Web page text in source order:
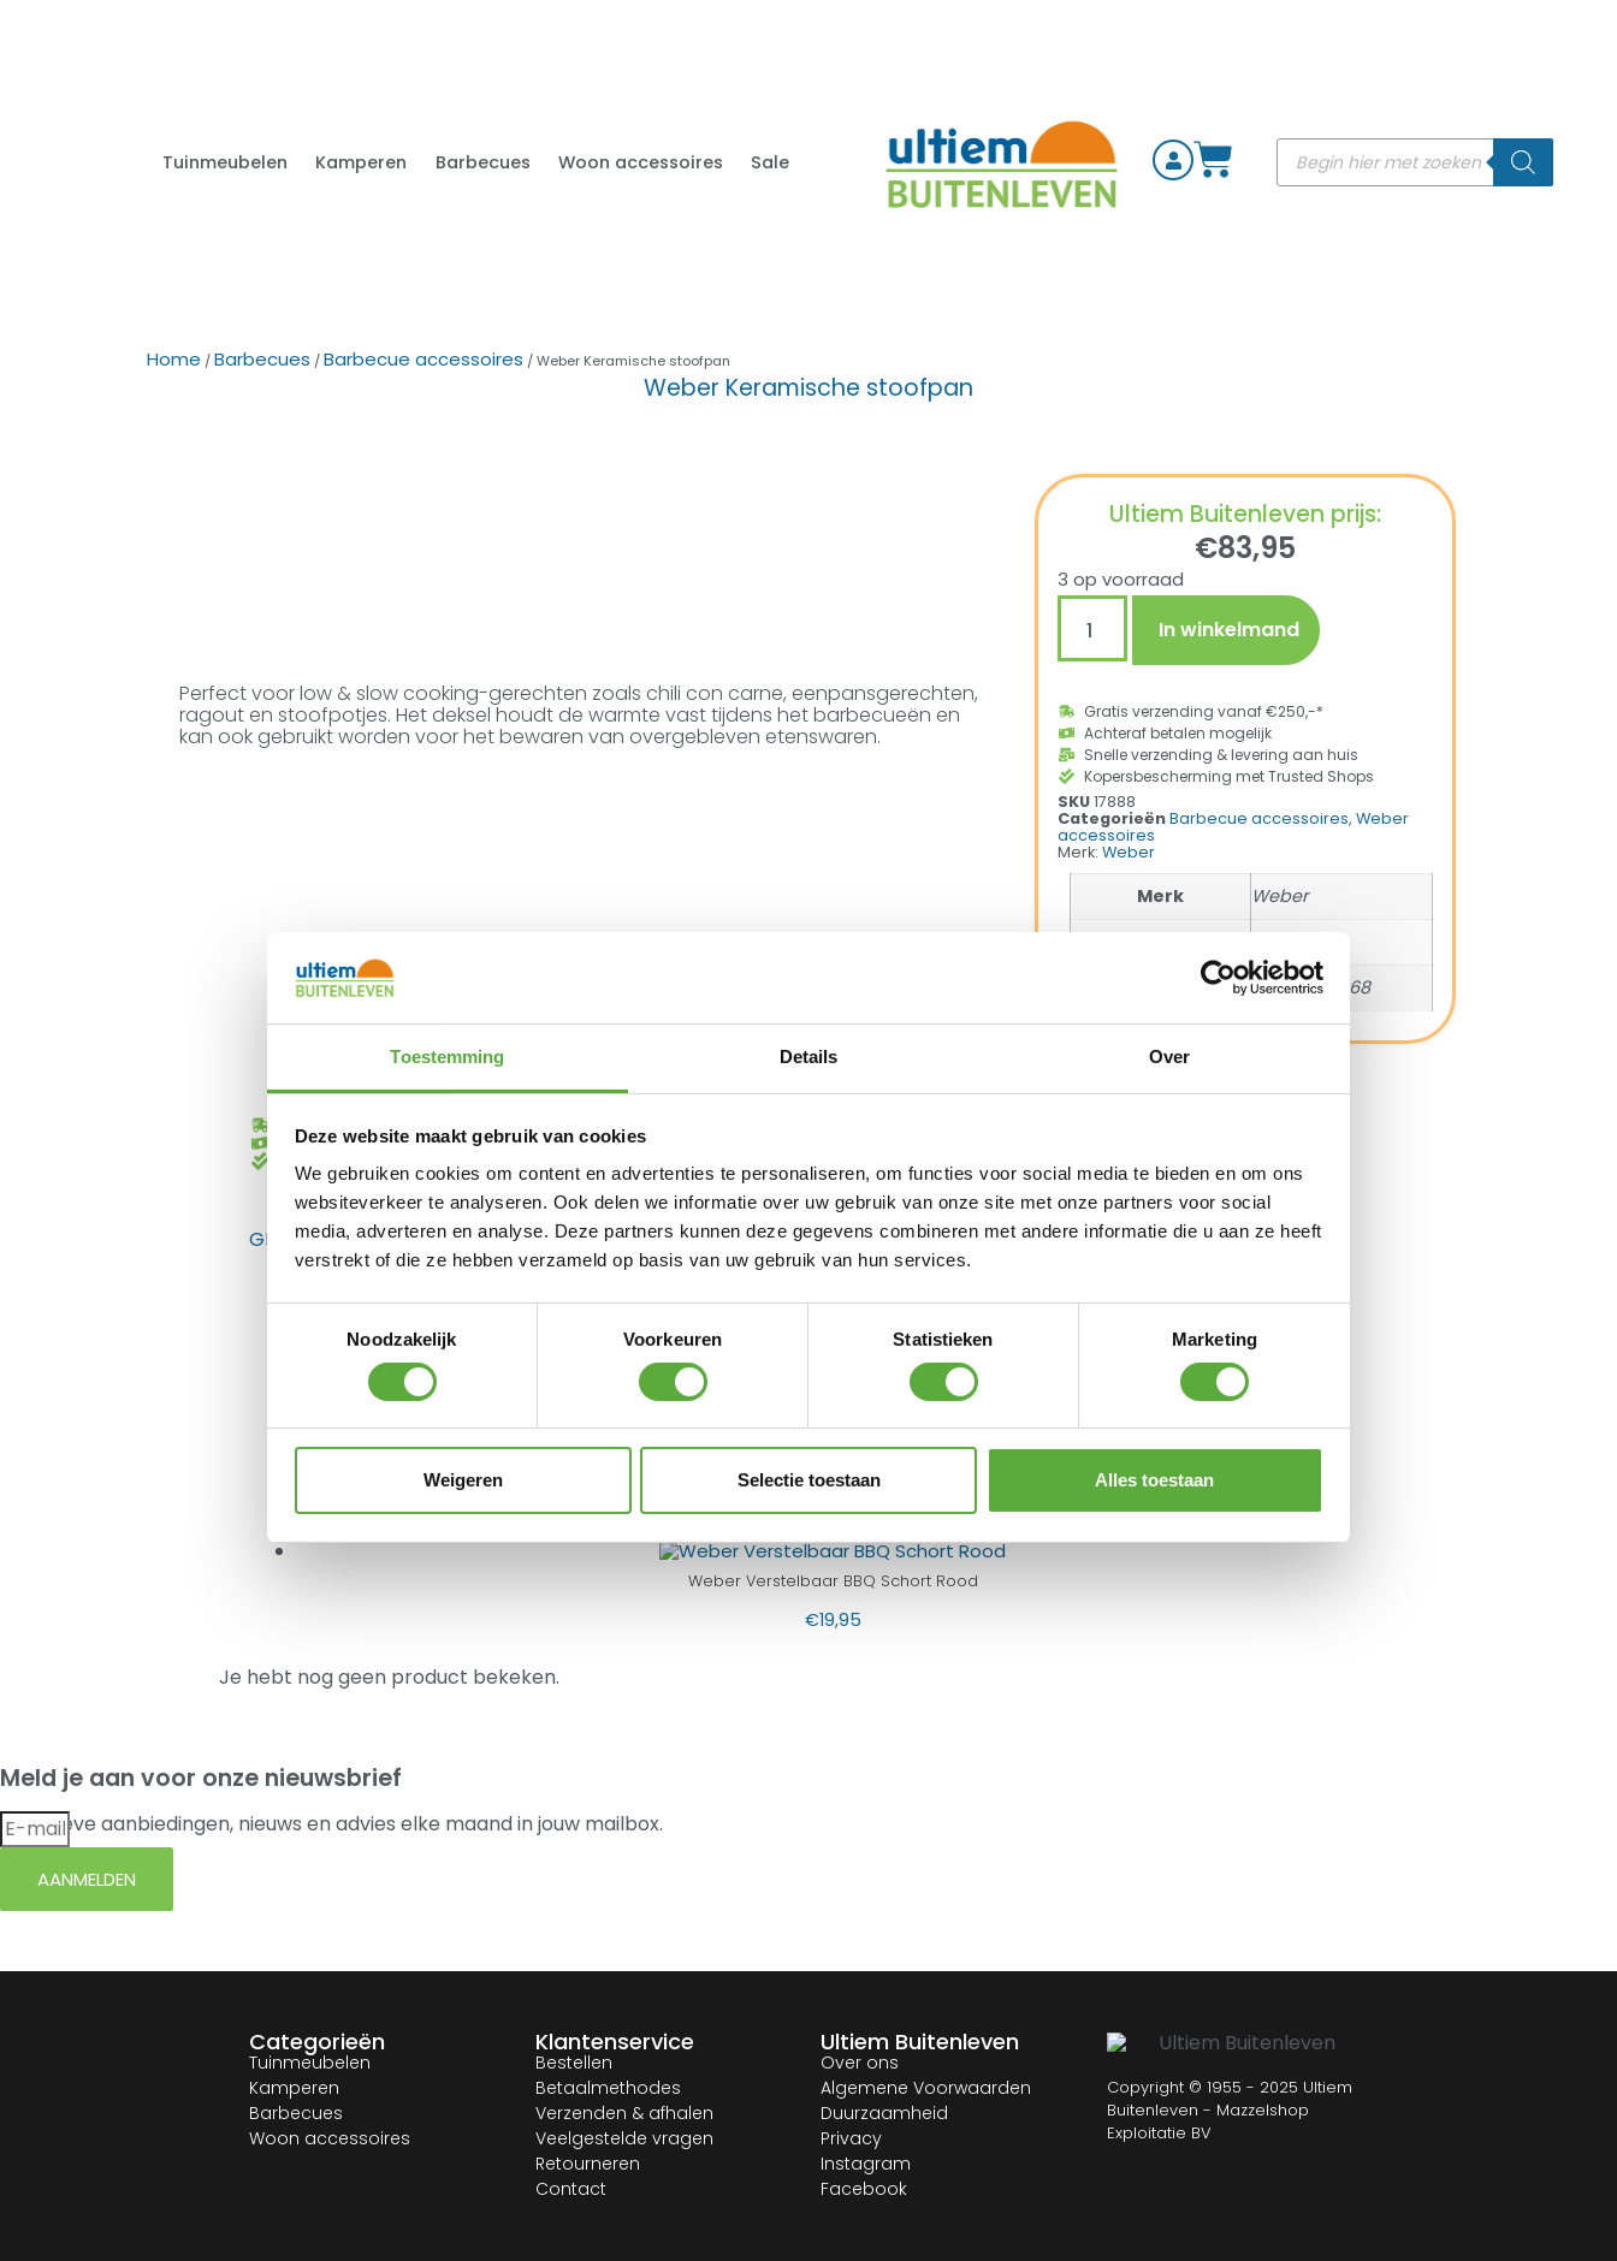
Toestemming Details Over
Deze website maakt gebruik van cookies
We gebruiken cookies om content en advertenties te personaliseren, om functies voor social media te bieden en om ons
websiteverkeer te analyseren. Ook delen we informatie over uw gebruik van onze site met onze partners voor social
media, adverteren en analyse. Deze partners kunnen deze gegevens combineren met andere informatie die u aan ze heeft
verstrekt of die ze hebben verzameld op basis van uw gebruik van hun services.
Noodzakelijk
Voorkeuren Statistieken Marketing
Weigeren Selectie toestaan Alles toestaan
Tuinmeubelen Kamperen Barbecues Woon accessoires Sale
Home /Barbecues /Barbecue accessoires / Weber Keramische stoofpan
Weber Keramische stoofpan
Perfect voor low & slow cooking-gerechten zoals chili con carne, eenpansgerechten,
ragout en stoofpotjes. Het deksel houdt de warmte vast tijdens het barbecueën en
kan ook gebruikt worden voor het bewaren van overgebleven etenswaren.
Ultiem Buitenleven prijs:
€83,95
3 op voorraad
In winkelmand
Gratis verzending vanaf €250,-*
Achteraf betalen mogelijk
Snelle verzending & levering aan huis
Kopersbescherming met Trusted Shops
SKU17888
CategorieënBarbecue accessoires, Weber
accessoires
Merk: Weber
Merk
Weber
077924122668
Achteraf betalen mogelijk
GERELATEERDE PRODUCTEN
Weber Handschoenen Kevlar (S/M)
Weber Dessertbord Ø20cm (set 2 stuks)
Weber Reinigingsspatel Barbecue
Weber Verstelbaar BBQ Schort Rood
€19,95
Je hebt nog geen product bekeken.
Meld je aan voor onze nieuwsbrief
Exclusieve aanbiedingen, nieuws en advies elke maand in jouw mailbox.
AANMELDEN
Categorieën
Tuinmeubelen
Kamperen
Barbecues
Woon accessoires
Klantenservice
Bestellen
Betaalmethodes
Verzenden & afhalen
Veelgestelde vragen
Retourneren
Contact
Ultiem Buitenleven
Over ons
Algemene Voorwaarden
Duurzaamheid
Privacy
Instagram
Facebook
Copyright © 1955 - 2025 Ultiem
Buitenleven - Mazzelshop
Exploitatie BV